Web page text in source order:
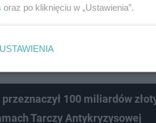
finansowej i
zasiłek 1400 plus?
100 miliardów
Tarczy Antykryzysowej
oraz po kliknięciu w „Ustawienia”.
USTAWIENIA